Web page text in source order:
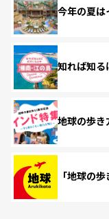
今年の夏は
知れば知る
地球の歩き
「地球の